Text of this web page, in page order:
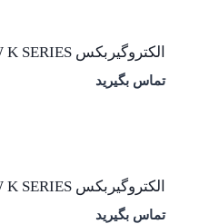
الکتروگیربکس SEW K SERIES
تماس بگیرید
الکتروگیربکس SEW K SERIES
تماس بگیرید